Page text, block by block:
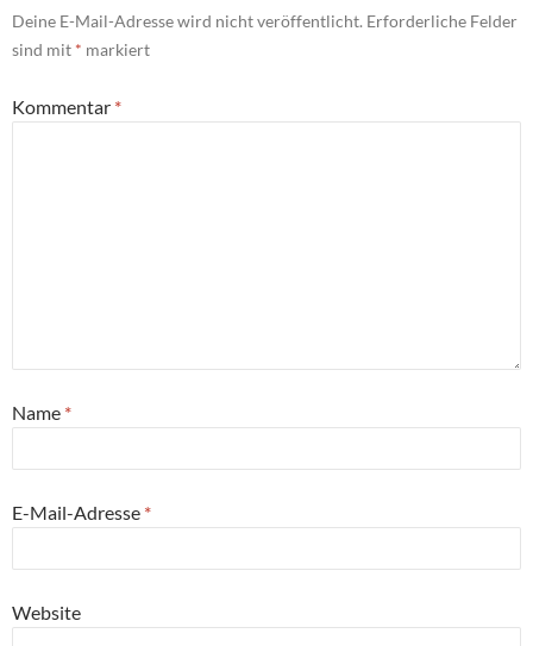
Deine E-Mail-Adresse wird nicht veröffentlicht. Erforderliche Felder
sind mit * markiert
Kommentar *
Name *
E-Mail-Adresse *
Website